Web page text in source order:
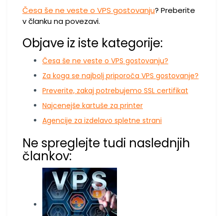
Česa še ne veste o VPS gostovanju? Preberite
v članku na povezavi.
Objave iz iste kategorije:
Česa še ne veste o VPS gostovanju?
Za koga se najbolj priporoča VPS gostovanje?
Preverite, zakaj potrebujemo SSL certifikat
Najcenejše kartuše za printer
Agencije za izdelavo spletne strani
Ne spreglejte tudi naslednjih
člankov: